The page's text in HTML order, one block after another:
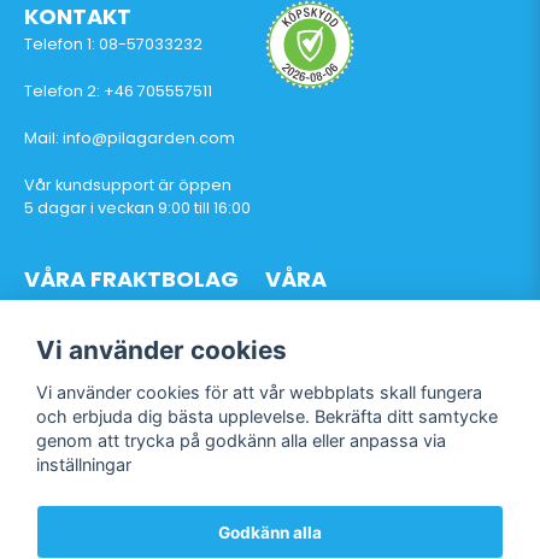
KONTAKT
Telefon 1: 08-57033232
Telefon 2: +46 705557511
Mail: info@pilagarden.com
Vår kundsupport är öppen
5 dagar i veckan 9:00 till 16:00
VÅRA FRAKTBOLAG
VÅRA
Följ oss
Vi använder cookies
Vi använder cookies för att vår webbplats skall fungera
och erbjuda dig bästa upplevelse. Bekräfta ditt samtycke
genom att trycka på godkänn alla eller anpassa via
inställningar
Godkänn alla